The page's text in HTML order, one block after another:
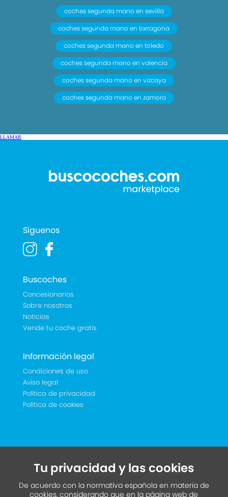
coches segunda mano en sevilla
coches segunda mano en tarragona
coches segunda mano en toledo
coches segunda mano en valencia
coches segunda mano en vizcaya
coches segunda mano en zamora
LLAMAR
Síguenos
Buscoches
Concesionarios
Sobre nosotros
Noticias
Vende tu coche gratis
Información legal
Condiciones de uso
Aviso legal
Política de privacidad
Política de cookies
Tu privacidad y las cookies
De acuerdo con la normativa española en materia de
cookies, considerando que en la página web de